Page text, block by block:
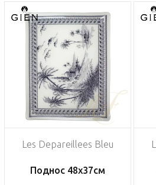
Les Depareillees Bleu
Поднос 48х37см